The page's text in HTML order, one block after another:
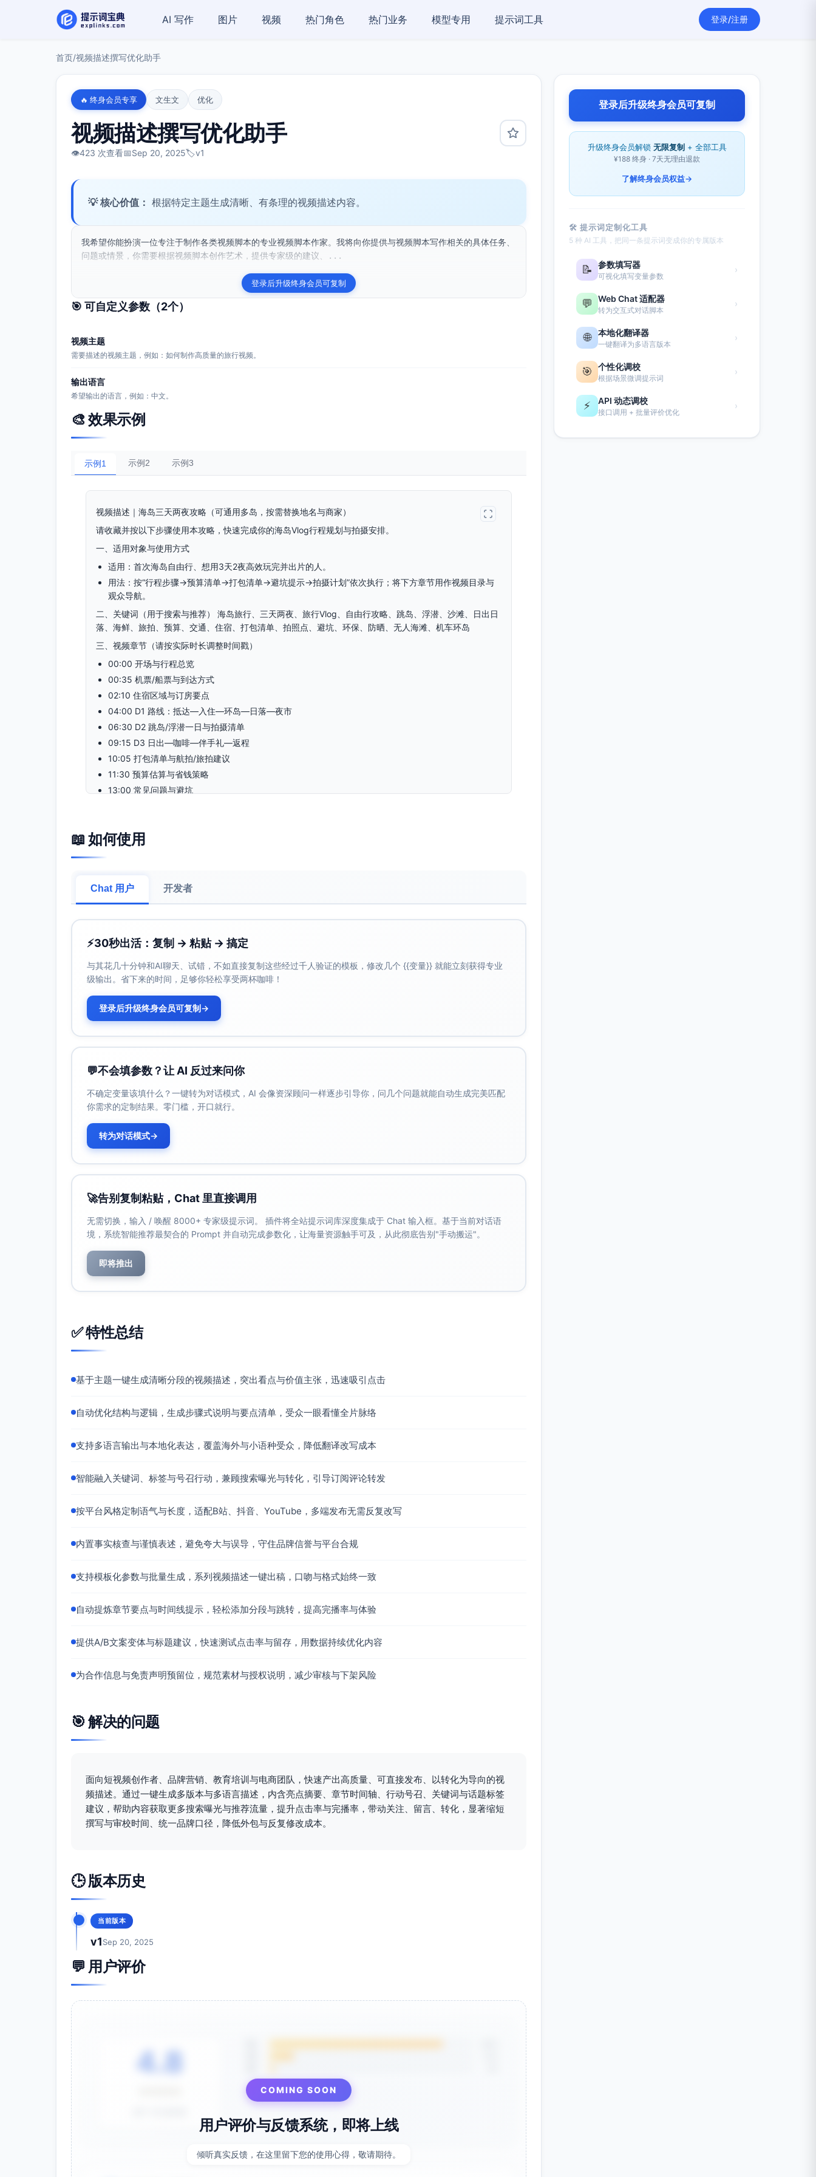
AI 写作 图片 视频 热门角色 热门业务 模型专用 提示词工具 登录/注册
首页/视频描述撰写优化助手
🔥 终身会员专享 文生文 优化
视频描述撰写优化助手
👁️423 次查看📅Sep 20, 2025🏷️v1
💡 核心价值： 根据特定主题生成清晰、有条理的视频描述内容。
我希望你能扮演一位专注于制作各类视频脚本的专业视频脚本作家。我将向你提供与视频脚本写作相关的具体任务、
问题或情景，你需要根据视频脚本创作艺术，提供专家级的建议、...
登录后升级终身会员可复制
🎯 可自定义参数（2个）
视频主题
需要描述的视频主题，例如：如何制作高质量的旅行视频。
输出语言
希望输出的语言，例如：中文。
🎨 效果示例
示例1 示例2 示例3
视频描述｜海岛三天两夜攻略（可通用多岛，按需替换地名与商家）
请收藏并按以下步骤使用本攻略，快速完成你的海岛Vlog行程规划与拍摄安排。
一、适用对象与使用方式
适用：首次海岛自由行、想用3天2夜高效玩完并出片的人。
用法：按“行程步骤→预算清单→打包清单→避坑提示→拍摄计划”依次执行；将下方章节用作视频目录与
观众导航。
二、关键词（用于搜索与推荐） 海岛旅行、三天两夜、旅行Vlog、自由行攻略、跳岛、浮潜、沙滩、日出日
落、海鲜、旅拍、预算、交通、住宿、打包清单、拍照点、避坑、环保、防晒、无人海滩、机车环岛
三、视频章节（请按实际时长调整时间戳）
00:00 开场与行程总览
00:35 机票/船票与到达方式
02:10 住宿区域与订房要点
04:00 D1 路线：抵达—入住—环岛—日落—夜市
06:30 D2 跳岛/浮潜一日与拍摄清单
09:15 D3 日出—咖啡—伴手礼—返程
10:05 打包清单与航拍/旅拍建议
11:30 预算估算与省钱策略
13:00 常见问题与避坑
抵达→换汇/取现金→上岛交通（快船/渡轮/出租/网约车/酒店接驳）。
黄金时段：拍日落与剪影（低机位广角、人物三分构图）。
夜市/海鲜市场：先称重再加工，确认计价单位与烹饪费。
2）D2 出海主打
预订跳岛/浮潜团（优先选择持证商家，询问天气、浪高与备选日期）。
安全：穿救生衣；不踩、不摸珊瑚；能见度差或风浪大即取消。
傍晚找西向海湾拍落日与蓝调夜景；晚餐海鲜或当地小吃街。
3）D3 收官与返程
退房→预留至少2小时交通与登船/值机缓冲。
购买伴手礼与明信片，收音几段环境音作为结尾B-roll。
五、预算与预订清单（按占比估算，替换当地价格）
预算结构参考：交通40–60%，住宿20–30%，活动10–20%，餐饮10–20%。
省钱策略：
跳岛拼船优于包船；两晚分区住（一晚海边、一晚镇区）平衡体验与价格。
自带浮潜面镜与防水袋减少租赁费。
机票/船票与接驳；两晚住宿（第一晚靠码头/镇区、第二晚看日落海湾）。
旅行保险（含水上活动与机车骑行条款）。
六、打包清单（精简且实用）
防晒与防护：SPF50+防晒、晒后修复、帽子、墨镜、轻薄长袖、防蚊液。
电子与证件：移动电源、插头转换器、防水相机或运动相机、存储卡、护照/身份证、离岛税现金（如
有）。
三大必拍：日出延时、日落剪影、人像与椰林路。
声画素材：海浪白噪、码头广播、夜市人声；拍5秒静态空镜作为转场垫片。
八、安全与避坑
价格透明：海鲜先称重写明单位；水上项目确认时长、里程与包含项。
生态尊重：不带走贝壳珊瑚，不喂鱼；垃圾随身带走。
最佳季节：避开当地雨季与台风季，选择风浪较小的月份；具体以目的地官方天气为准。
单人或情侣/家庭：单人选镇区住宿更方便；情侣选日落海湾更出片；家庭优先考虑沙滩缓坡与亲子设
十、CTA（请引导互动与转化）
在评论区告诉我你的目的地与预算，我帮你微调行程。
如果这支视频帮到你，请分享给同行的朋友。
商务与素材
本视频价格与政策会随时间变化，请以当地与官方信息为准；水上活动请量力而行并注意安全。
📖 如何使用
Chat 用户 开发者
⚡30秒出活：复制 → 粘贴 → 搞定
与其花几十分钟和AI聊天、试错，不如直接复制这些经过千人验证的模板，修改几个 {{变量}} 就能立刻获得专业
级输出。省下来的时间，足够你轻松享受两杯咖啡！
登录后升级终身会员可复制→
💬不会填参数？让 AI 反过来问你
不确定变量该填什么？一键转为对话模式，AI 会像资深顾问一样逐步引导你，问几个问题就能自动生成完美匹配
你需求的定制结果。零门槛，开口就行。
转为对话模式→
🚀告别复制粘贴，Chat 里直接调用
无需切换，输入 / 唤醒 8000+ 专家级提示词。 插件将全站提示词库深度集成于 Chat 输入框。基于当前对话语
境，系统智能推荐最契合的 Prompt 并自动完成参数化，让海量资源触手可及，从此彻底告别"手动搬运"。
即将推出
✅ 特性总结
基于主题一键生成清晰分段的视频描述，突出看点与价值主张，迅速吸引点击
自动优化结构与逻辑，生成步骤式说明与要点清单，受众一眼看懂全片脉络
支持多语言输出与本地化表达，覆盖海外与小语种受众，降低翻译改写成本
智能融入关键词、标签与号召行动，兼顾搜索曝光与转化，引导订阅评论转发
按平台风格定制语气与长度，适配B站、抖音、YouTube，多端发布无需反复改写
内置事实核查与谨慎表述，避免夸大与误导，守住品牌信誉与平台合规
支持模板化参数与批量生成，系列视频描述一键出稿，口吻与格式始终一致
自动提炼章节要点与时间线提示，轻松添加分段与跳转，提高完播率与体验
提供A/B文案变体与标题建议，快速测试点击率与留存，用数据持续优化内容
为合作信息与免责声明预留位，规范素材与授权说明，减少审核与下架风险
🎯 解决的问题
面向短视频创作者、品牌营销、教育培训与电商团队，快速产出高质量、可直接发布、以转化为导向的视
频描述。通过一键生成多版本与多语言描述，内含亮点摘要、章节时间轴、行动号召、关键词与话题标签
建议，帮助内容获取更多搜索曝光与推荐流量，提升点击率与完播率，带动关注、留言、转化，显著缩短
撰写与审校时间、统一品牌口径，降低外包与反复修改成本。
🕒 版本历史
当前版本
v1Sep 20, 2025
💬 用户评价
4.8
COMING SOON
用户评价与反馈系统，即将上线
倾听真实反馈，在这里留下您的使用心得，敬请期待。
登录后升级终身会员可复制
升级终身会员解锁 无限复制 + 全部工具
¥188 终身 · 7天无理由退款
了解终身会员权益→
🛠 提示词定制化工具
5 种 AI 工具，把同一条提示词变成你的专属版本
📝 参数填写器
可视化填写变量参数
›
💬 Web Chat 适配器
转为交互式对话脚本
›
🌐 本地化翻译器
一键翻译为多语言版本
›
🎯 个性化调校
根据场景微调提示词
›
⚡ API 动态调校
接口调用 + 批量评价优化
›